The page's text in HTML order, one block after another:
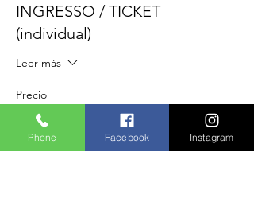
INGRESSO / TICKET
(individual)
Leer más
Precio
480,00 BRL
Phone Facebook Instagram